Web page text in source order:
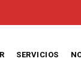
SERVICIOS